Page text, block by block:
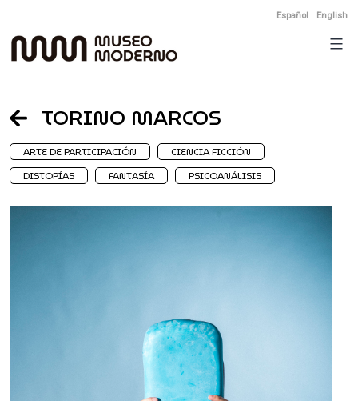
to
content
Español English
TORINO MARCOS
ARTE DE PARTICIPACIÓN
CIENCIA FICCIÓN
DISTOPÍAS
FANTASÍA PSICOANÁLISIS